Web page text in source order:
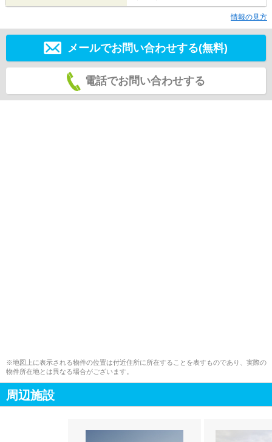
情報の見方
メールでお問い合わせする(無料)
電話でお問い合わせする
※地図上に表示される物件の位置は付近住所に所在することを表すものであり、実際の
物件所在地とは異なる場合がございます。
周辺施設